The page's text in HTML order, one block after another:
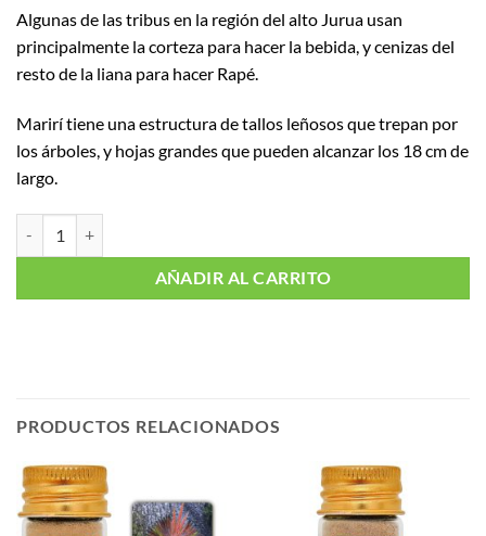
Algunas de las tribus en la región del alto Jurua usan
principalmente la corteza para hacer la bebida, y cenizas del
resto de la liana para hacer Rapé.
Marirí tiene una estructura de tallos leñosos que trepan por
los árboles, y hojas grandes que pueden alcanzar los 18 cm de
largo.
AÑADIR AL CARRITO
PRODUCTOS RELACIONADOS